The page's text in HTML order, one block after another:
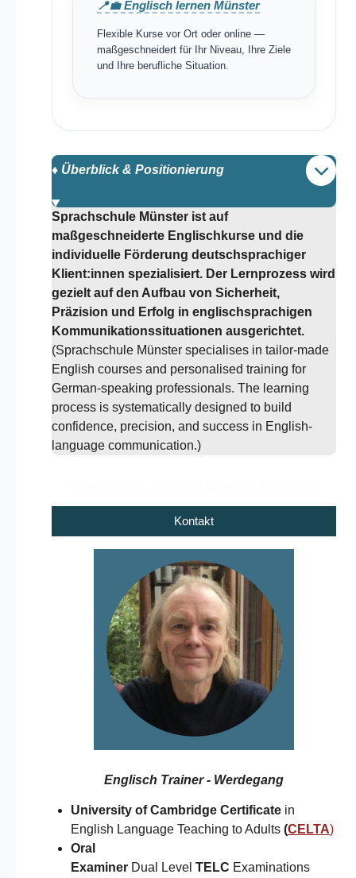
📍💼 Englisch lernen Münster
Flexible Kurse vor Ort oder online —
maßgeschneidert für Ihr Niveau, Ihre Ziele
und Ihre berufliche Situation.
♦️ Überblick & Positionierung
Sprachschule Münster ist auf
maßgeschneiderte Englischkurse und die
individuelle Förderung deutschsprachiger
Klient:innen spezialisiert. Der Lernprozess wird
gezielt auf den Aufbau von Sicherheit,
Präzision und Erfolg in englischsprachigen
Kommunikationssituationen ausgerichtet.
(Sprachschule Münster specialises in tailor-made
English courses and personalised training for
German-speaking professionals. The learning
process is systematically designed to build
confidence, precision, and success in English-
language communication.)
Kontakt
Englisch Trainer - Werdegang
University of Cambridge Certificatein
English Language Teaching to Adults (CELTA)
Oral
ExaminerDual Level TELC Examinations